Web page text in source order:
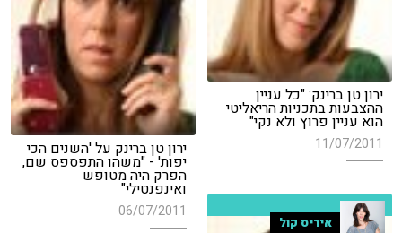
ירון טן ברינק: "כל עניין
ההצבעות בתכניות הריאליטי
הוא עניין פרוץ ולא נקי"
11/07/2011 ירון טן ברינק על 'השנים הכי
יפות' - "משהו התפספס שם,
הפרק היה מטופש
ואינפנטילי"
06/07/2011
איריס קול